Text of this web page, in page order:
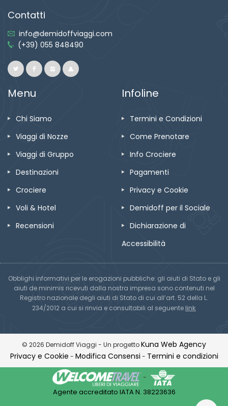
Contatti
info@demidoffviaggi.com
(+39) 055 848490
Menu
Chi Siamo
Viaggi di Nozze
Viaggi di Gruppo
Destinazioni
Crociere
Voli & Hotel
Recensioni
Infoline
Termini e Condizioni
Come Prenotare
Info Crociere
Pagamenti
Privacy e Cookie
Demidoff per il Sociale
Dichiarazione di
Accessibilità
Obblighi informativi per le erogazioni pubbliche: gli aiuti di Stato e gli
aiuti de minimis ricevuti dalla nostra impresa sono contenuti nel
Registro nazionale degli aiuti di Stato di cui all’art. 52 della L.
234/2012 a cui si rinvia e consultabili al seguente link
© 2026 Demidoff Viaggi - Un progettoKuna Web Agency
Privacy e Cookie - Modifica Consensi - Termini e condizioni
-
Agente accreditato IATA N. 38223636